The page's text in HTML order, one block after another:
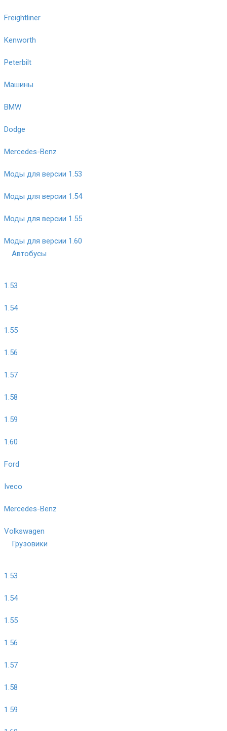
Freightliner
Kenworth
Peterbilt
Машины
BMW
Dodge
Mercedes-Benz
Моды для версии 1.53
Моды для версии 1.54
Моды для версии 1.55
Моды для версии 1.60
Автобусы
1.53
1.54
1.55
1.56
1.57
1.58
1.59
1.60
Ford
Iveco
Mercedes-Benz
Volkswagen
Грузовики
1.53
1.54
1.55
1.56
1.57
1.58
1.59